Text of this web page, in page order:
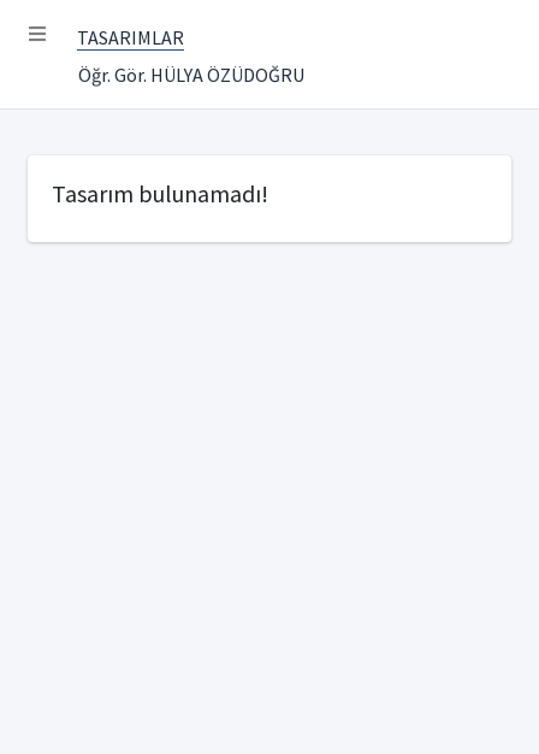
TASARIMLAR
Öğr. Gör. HÜLYA ÖZÜDOĞRU
Tasarım bulunamadı!